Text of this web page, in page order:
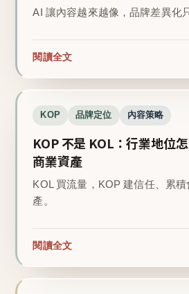
AI 讓內容越來越像，品牌差異化
閱讀全文
KOP 品牌定位 內容策略
KOP 不是 KOL：行業地位
商業資產
KOL 買流量，KOP 建信任、累
產。
閱讀全文